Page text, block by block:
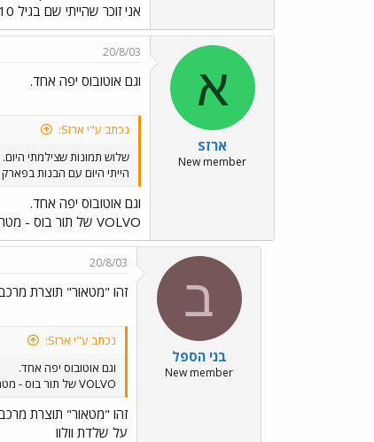
אני זוכר שהייתי שם בגיל 10 או משהו
א
ארזS
New member
20/8/03
וגם אוטובוס יפה אחד.
נכתב ע"י ארזS:
שלוש תמונות שצילמתי היום.
הייתי היום עם הבנות
וגם אוטובוס יפה אחד.
VOLVO של תור בוס - מטרופולין שביצע נסיעה מיוחדת.
ב
בני הספל
New member
20/8/03
זהו "מטאור" תוצרת
נכתב ע"י ארזS:
וגם אוטובוס יפה אחד.
VOLVO של תור בוס - מטרופולין שביצע נסיעה מיוחדת.
זהו "מטאור" תוצרת
על שלדת וולוו